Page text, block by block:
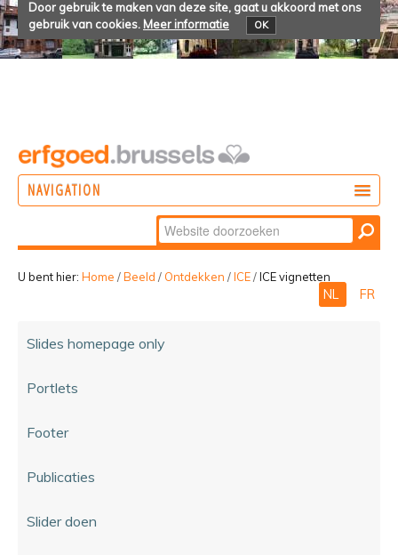
Door gebruik te maken van deze site, gaat u akkoord met ons
gebruik van cookies. Meer informatie OK
NAVIGATION
Zoek
Geavanceerd
zoeken...
U bent hier: Home /Beeld / Ontdekken /ICE/ICE vignetten
NL FR
Slides homepage only
Portlets
Footer
Publicaties
Slider doen